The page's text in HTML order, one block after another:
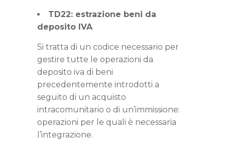
TD22: estrazione beni da
deposito IVA
Si tratta di un codice necessario per
gestire tutte le operazioni da
deposito iva di beni
precedentemente introdotti a
seguito di un acquisto
intracomunitario o di un’immissione:
operazioni per le quali è necessaria
l’integrazione.